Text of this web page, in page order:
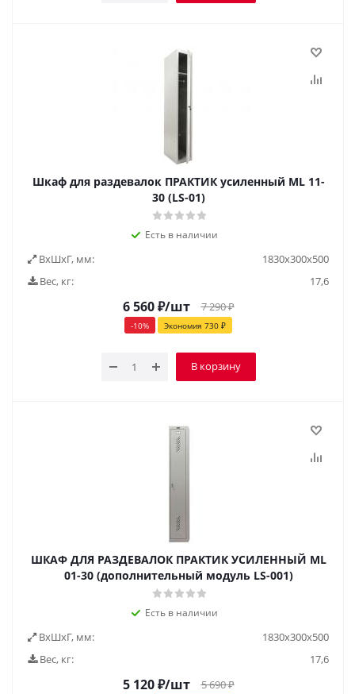
Шкаф для раздевалок ПРАКТИК усиленный ML 11-
30 (LS-01)
Есть в наличии
ВxШxГ, мм:
1830х300х500
Вес, кг:
17,6
6 560₽/шт 7 290₽
-10% Экономия 730 ₽
В корзину
ШКАФ ДЛЯ РАЗДЕВАЛОК ПРАКТИК УСИЛЕННЫЙ ML
01-30 (дополнительный модуль LS-001)
Есть в наличии
ВxШxГ, мм:
1830х300х500
Вес, кг:
17,6
5 120₽/шт 5 690₽